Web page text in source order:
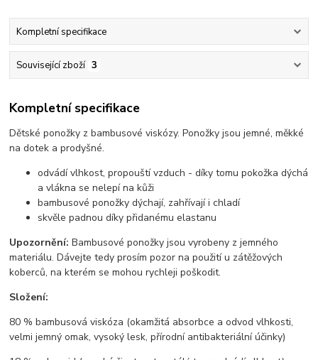
Kompletní specifikace
Související zboží 3
Kompletní specifikace
Dětské ponožky z bambusové viskózy. Ponožky jsou jemné, měkké
na dotek a prodyšné.
odvádí vlhkost, propouští vzduch - díky tomu pokožka dýchá
a vlákna se nelepí na kůži
bambusové ponožky dýchají, zahřívají i chladí
skvěle padnou díky přidanému elastanu
Upozornění:Bambusové ponožky jsou vyrobeny z jemného
materiálu. Dávejte tedy prosím pozor na použití u zátěžových
koberců, na kterém se mohou rychleji poškodit.
Složení:
80 % bambusová viskóza (okamžitá absorbce a odvod vlhkosti,
velmi jemný omak, vysoký lesk, přírodní antibakteriální účinky)